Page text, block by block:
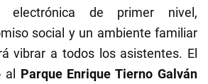
electrónica de primer nivel,
social y un ambiente familiar
vibrar a todos los asistentes. El
al Parque Enrique Tierno Galván